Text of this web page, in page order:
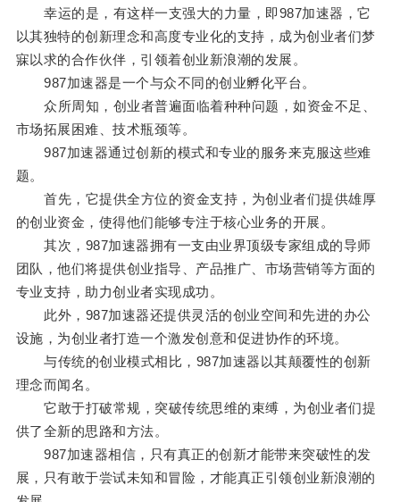
幸运的是，有这样一支强大的力量，即987加速器，它
以其独特的创新理念和高度专业化的支持，成为创业者们梦
寐以求的合作伙伴，引领着创业新浪潮的发展。
987加速器是一个与众不同的创业孵化平台。
众所周知，创业者普遍面临着种种问题，如资金不足、
市场拓展困难、技术瓶颈等。
987加速器通过创新的模式和专业的服务来克服这些难
题。
首先，它提供全方位的资金支持，为创业者们提供雄厚
的创业资金，使得他们能够专注于核心业务的开展。
其次，987加速器拥有一支由业界顶级专家组成的导师
团队，他们将提供创业指导、产品推广、市场营销等方面的
专业支持，助力创业者实现成功。
此外，987加速器还提供灵活的创业空间和先进的办公
设施，为创业者打造一个激发创意和促进协作的环境。
与传统的创业模式相比，987加速器以其颠覆性的创新
理念而闻名。
它敢于打破常规，突破传统思维的束缚，为创业者们提
供了全新的思路和方法。
987加速器相信，只有真正的创新才能带来突破性的发
展，只有敢于尝试未知和冒险，才能真正引领创业新浪潮的